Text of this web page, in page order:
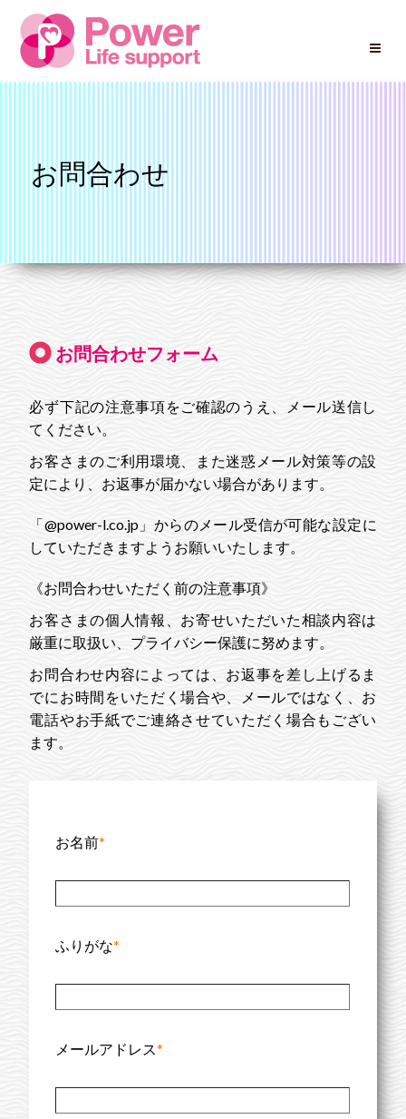
Skip
お問合わせ
お問合わせフォーム
必ず下記の注意事項をご確認のうえ、メール送信し
てください。
お客さまのご利用環境、また迷惑メール対策等の設
定により、お返事が届かない場合があります。
「@power-l.co.jp」からのメール受信が可能な設定に
していただきますようお願いいたします。
《お問合わせいただく前の注意事項》
お客さまの個人情報、お寄せいただいた相談内容は
厳重に取扱い、プライバシー保護に努めます。
お問合わせ内容によっては、お返事を差し上げるま
でにお時間をいただく場合や、メールではなく、お
電話やお手紙でご連絡させていただく場合もござい
ます。
お名前*
ふりがな*
メールアドレス*